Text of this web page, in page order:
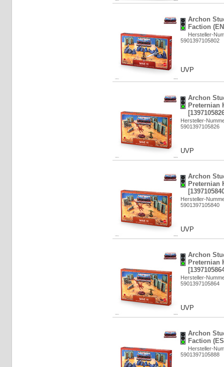
Archon
Faction
Hersteller-
5901397105802
UVP
Archon
Preternian
Hersteller-
5901397105826
UVP
Archon
Preternian
Hersteller-
5901397105840
UVP
Archon
Preternian
Hersteller-
5901397105864
UVP
Archon
Faction
Hersteller-
5901397105888